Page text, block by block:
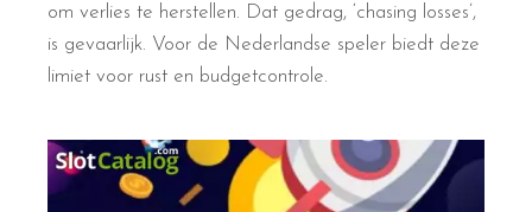
om verlies te herstellen. Dat gedrag, ‘chasing losses’,
is gevaarlijk. Voor de Nederlandse speler biedt deze
limiet voor rust en budgetcontrole.